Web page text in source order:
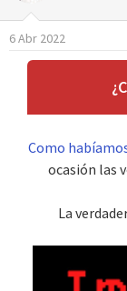
o
n
e
6 Abr 2022
Como
ocasión las
La